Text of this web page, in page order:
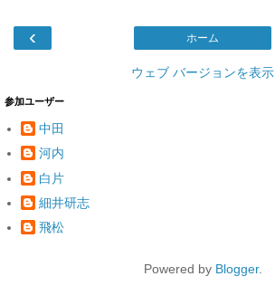
‹ ホーム
ウェブ バージョンを表示
参加ユーザー
中田
河内
白片
細井研志
飛松
Powered by Blogger.